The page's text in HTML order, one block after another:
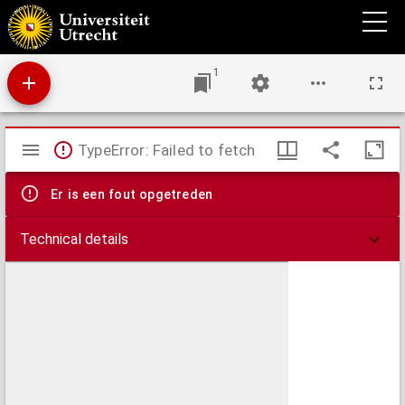
Een onderzoek naar het voorkomen van bachterien in het bloed bij de grote huisdieren
tijdens puerperale ziektetoestanden
1
Mirador
viewer
TypeError: Failed to fetch
Er is een fout opgetreden
Technical details